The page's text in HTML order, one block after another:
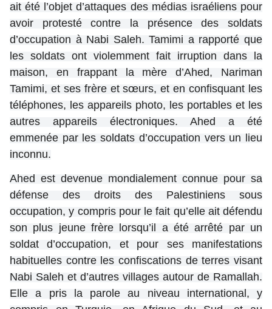
ait été l’objet d’attaques des médias israéliens pour
avoir protesté contre la présence des soldats
d’occupation à Nabi Saleh. Tamimi a rapporté que
les soldats ont violemment fait irruption dans la
maison, en frappant la mère d’Ahed, Nariman
Tamimi, et ses frère et sœurs, et en confisquant les
téléphones, les appareils photo, les portables et les
autres appareils électroniques. Ahed a été
emmenée par les soldats d’occupation vers un lieu
inconnu.
Ahed est devenue mondialement connue pour sa
défense des droits des Palestiniens sous
occupation, y compris pour le fait qu’elle ait défendu
son plus jeune frère lorsqu’il a été arrêté par un
soldat d’occupation, et pour ses manifestations
habituelles contre les confiscations de terres visant
Nabi Saleh et d’autres villages autour de Ramallah.
Elle a pris la parole au niveau international, y